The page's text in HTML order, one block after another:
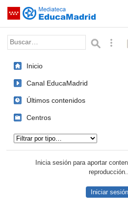
Saltar navegación
Palabra o frase:
Inicio
Canal EducaMadrid
Últimos contenidos
Centros
Inicia sesión para aportar
Iniciar sesión